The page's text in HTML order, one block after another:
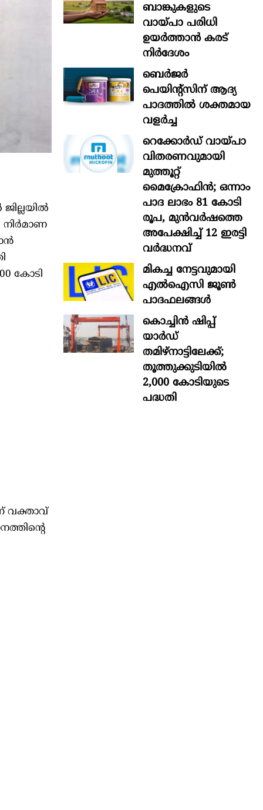
നിർമാണ
കോടി
വക്താവ്
ബാങ്കുകളുടെ
വായ്പാ പരിധി
ഉയർത്താൻ കരട്
നിർദേശം
ബെർജർ
പെയിന്റ്സിന് ആദ്യ
പാദത്തിൽ ശക്തമായ
വളർച്ച
റെക്കോർഡ് വായ്പാ
വിതരണവുമായി
മുത്തൂറ്റ്
മൈക്രോഫിൻ; ഒന്നാം
പാദ ലാഭം 81 കോടി
രൂപ, മുൻവർഷത്തെ
അപേക്ഷിച്ച് 12 ഇരട്ടി
വർദ്ധനവ്
മികച്ച നേട്ടവുമായി
എൽഐസി ജൂൺ
പാദഫലങ്ങൾ
കൊച്ചിന്‍ ഷിപ്പ്
യാർഡ്
തമിഴ്നാട്ടിലേക്ക്;
തൂത്തുക്കുടിയിൽ
2,000 കോടിയുടെ
പദ്ധതി